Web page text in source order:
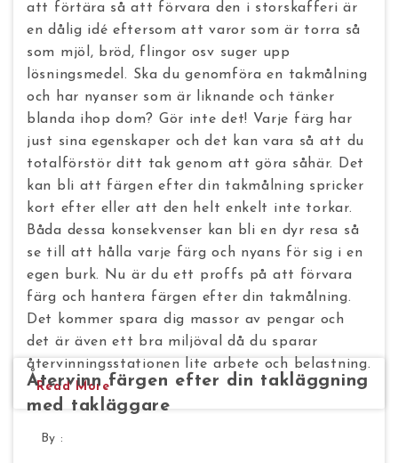
att förtära så att förvara den i storskafferi är
en dålig idé eftersom att varor som är torra så
som mjöl, bröd, flingor osv suger upp
lösningsmedel. Ska du genomföra en takmålning
och har nyanser som är liknande och tänker
blanda ihop dom? Gör inte det! Varje färg har
just sina egenskaper och det kan vara så att du
totalförstör ditt tak genom att göra såhär. Det
kan bli att färgen efter din takmålning spricker
kort efter eller att den helt enkelt inte torkar.
Båda dessa konsekvenser kan bli en dyr resa så
se till att hålla varje färg och nyans för sig i en
egen burk.
Nu är du ett proffs på att förvara
färg och hantera färgen efter din takmålning.
Det kommer spara dig massor av pengar och
det är även ett bra miljöval då du sparar
återvinningsstationen lite arbete och belastning.
Read More
Återvinn färgen efter din takläggning
med takläggare
By :